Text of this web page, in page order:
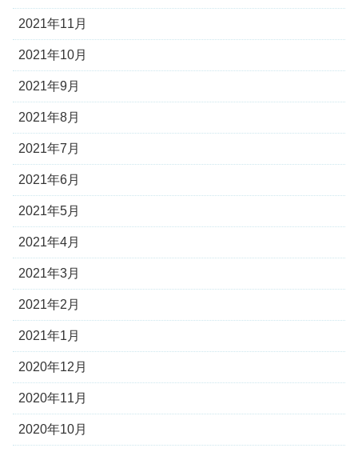
2021年11月
2021年10月
2021年9月
2021年8月
2021年7月
2021年6月
2021年5月
2021年4月
2021年3月
2021年2月
2021年1月
2020年12月
2020年11月
2020年10月